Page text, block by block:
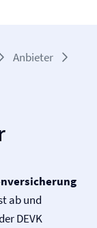
Anbieter
ab und
DEVK